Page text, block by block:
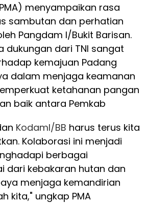
menyampaikan rasa
sambutan dan perhatian
Pangdam I/Bukit Barisan.
dukungan dari TNI sangat
kemajuan Padang
dalam menjaga keamanan
ketahanan pangan
baik antara Pemkab
KodamI/BB harus terus kita
Kolaborasi ini menjadi
berbagai
dari kebakaran hutan dan
menjaga kemandirian
kita," ungkap PMA